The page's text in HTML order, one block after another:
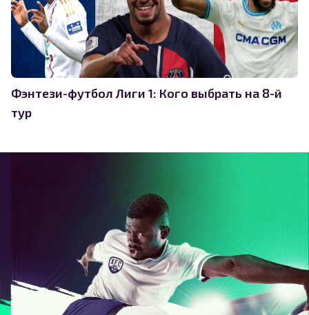
Фэнтези-футбол Лиги 1: Кого выбрать на 8-й
тур